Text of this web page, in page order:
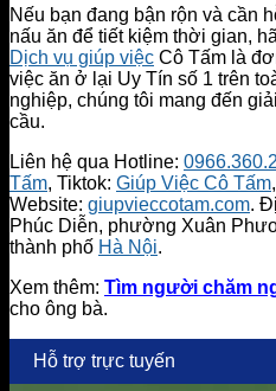
Nếu bạn đang bận rộn và cần
nấu ăn để tiết kiệm thời gian,
Dịch vụ giúp việc Cô Tấm là
việc ăn ở lại Uy Tín số 1 trên
nghiệp, chúng tôi mang đến
cầu.
Liên hệ qua Hotline:
Tấm, Tiktok: Giúp Việc Cô Tấm
Website: giupvieccotam.com.
Phúc Diễn, phường Xuân
thành phố Hà Nội.
Xem thêm: Tìm người chăm
cho ông bà.
Hỗ trợ trực tuyến